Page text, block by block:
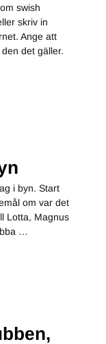
swish
skriv in
Ange att
det gäller.
i byn. Start
om var det
Lotta, Magnus
…